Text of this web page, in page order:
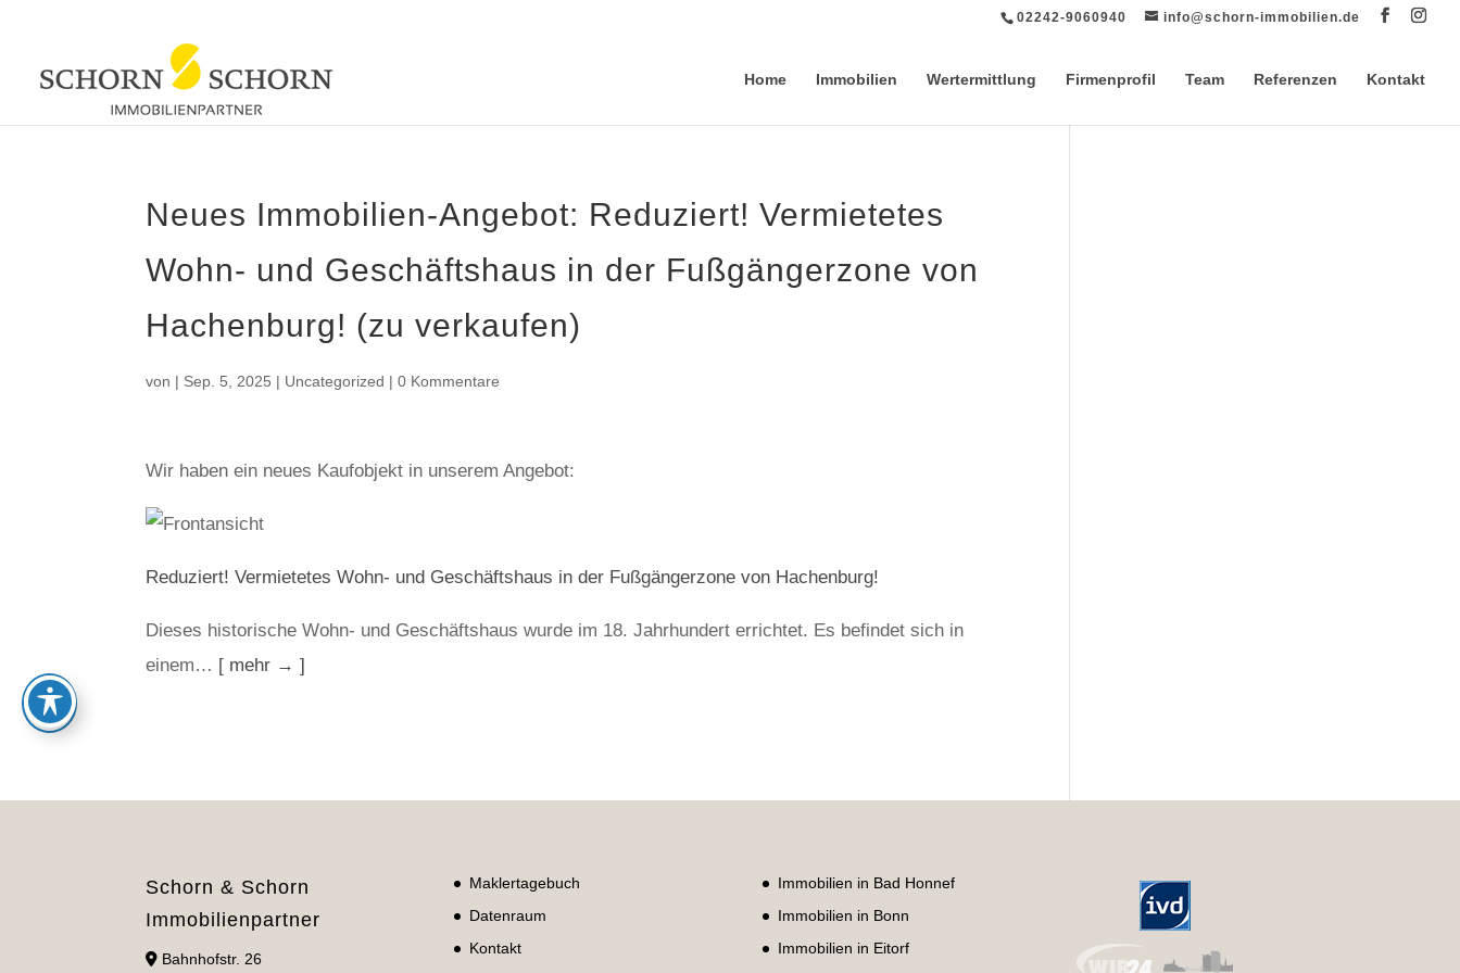
02242-9060940 info@schorn-immobilien.de
Home Immobilien Wertermittlung Firmenprofil Team Referenzen Kontakt
Neues Immobilien-Angebot: Reduziert! Vermietetes
Wohn- und Geschäftshaus in der Fußgängerzone von
Hachenburg! (zu verkaufen)
von | Sep. 5, 2025 | Uncategorized |0 Kommentare
Wir haben ein neues Kaufobjekt in unserem Angebot:
Reduziert! Vermietetes Wohn- und Geschäftshaus in der Fußgängerzone von Hachenburg!
Dieses historische Wohn- und Geschäftshaus wurde im 18. Jahrhundert errichtet. Es befindet sich in
einem… [ mehr → ]
Schorn & Schorn
Immobilienpartner
Bahnhofstr. 26
Maklertagebuch
Datenraum
Kontakt
Immobilien in Bad Honnef
Immobilien in Bonn
Immobilien in Eitorf